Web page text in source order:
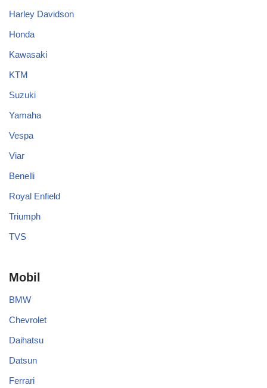
Harley Davidson
Honda
Kawasaki
KTM
Suzuki
Yamaha
Vespa
Viar
Benelli
Royal Enfield
Triumph
TVS
Mobil
BMW
Chevrolet
Daihatsu
Datsun
Ferrari